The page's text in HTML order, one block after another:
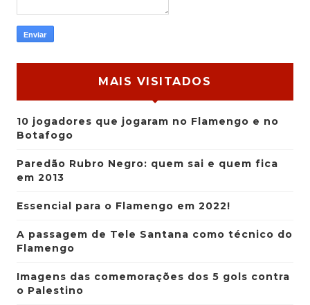
MAIS VISITADOS
10 jogadores que jogaram no Flamengo e no
Botafogo
Paredão Rubro Negro: quem sai e quem fica
em 2013
Essencial para o Flamengo em 2022!
A passagem de Tele Santana como técnico do
Flamengo
Imagens das comemorações dos 5 gols contra
o Palestino